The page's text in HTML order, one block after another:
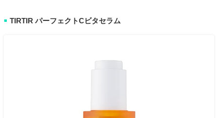
■ TIRTIR パーフェクトCビタセラム